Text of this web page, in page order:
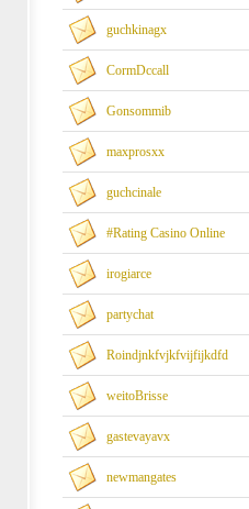
guchkinagx
CormDccall
Gonsommib
maxprosxx
guchcinale
#Rating Casino Online
irogiarce
partychat
Roindjnkfvjkfvijfijkdfd
weitoBrisse
gastevayavx
newmangates